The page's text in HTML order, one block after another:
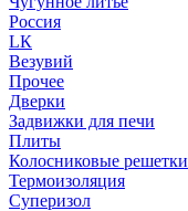
Россия
LК
Везувий
Прочее
Дверки
Задвижки для печи
Плиты
Колосниковые решетки
Термоизоляция
Суперизол